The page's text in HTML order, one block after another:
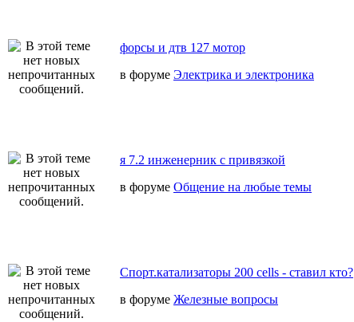
форсы и дтв 127 мотор
в форуме Электрика и электроника
я 7.2 инженерник с привязкой
в форуме Общение на любые темы
Спорт.катализаторы 200 cells - ставил кто?
в форуме Железные вопросы